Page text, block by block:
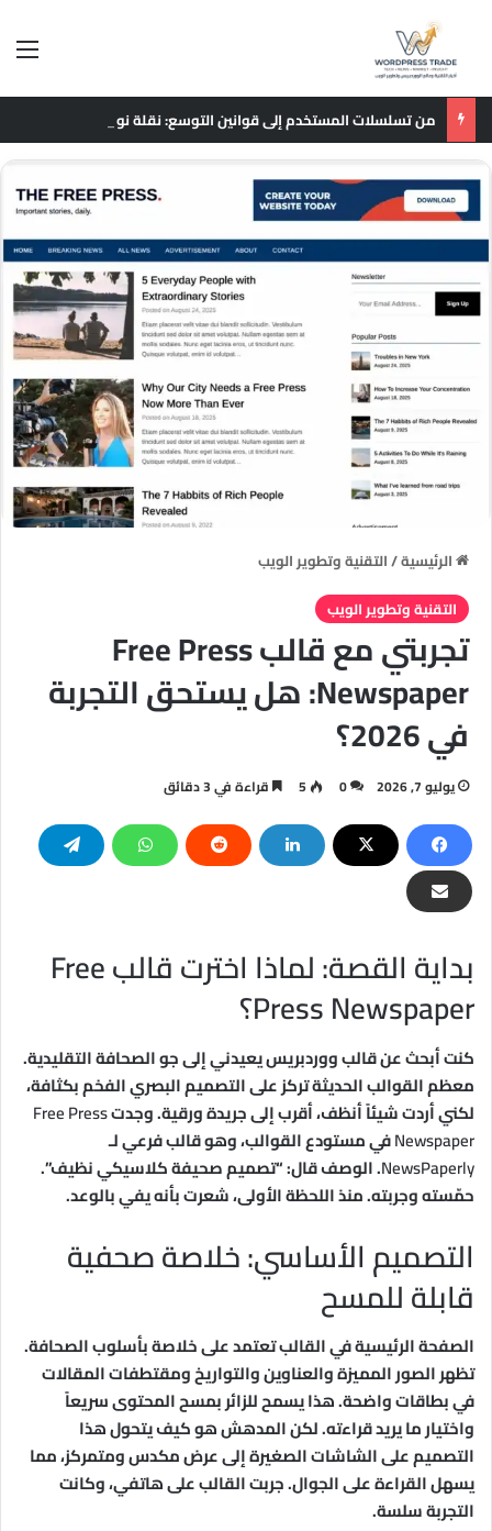
الرئيسية/التقنية وتطوير الويب
التقنية وتطوير الويب
تجربتي مع قالب Free Press
Newspaper: هل يستحق التجربة
في 2026؟
يوليو 7, 2026 0
5 قراءة في 3 دقائق
بداية القصة: لماذا اخترت قالب Free
Press Newspaper؟
كنت أبحث عن قالب ووردبريس يعيدني إلى جو الصحافة التقليدية.
معظم القوالب الحديثة تركز على التصميم البصري الفخم بكثافة،
لكني أردت شيئاً أنظف، أقرب إلى جريدة ورقية. وجدتFree Press
Newspaperفي مستودع القوالب، وهو قالب فرعي لـ
NewsPaperly. الوصف قال: “تصميم صحيفة كلاسيكي نظيف”.
حمّسته وجربته. منذ اللحظة الأولى، شعرت بأنه يفي بالوعد.
التصميم الأساسي: خلاصة صحفية
قابلة للمسح
الصفحة الرئيسية في القالب تعتمد على خلاصة بأسلوب الصحافة.
تظهر الصور المميزة والعناوين والتواريخ ومقتطفات المقالات
في بطاقات واضحة. هذا يسمح للزائر بمسح المحتوى سريعاً
واختيار ما يريد قراءته. لكن المدهش هو كيف يتحول هذا
التصميم على الشاشات الصغيرة إلى عرض مكدس ومتمركز، مما
يسهل القراءة على الجوال. جربت القالب على هاتفي، وكانت
التجربة سلسة.